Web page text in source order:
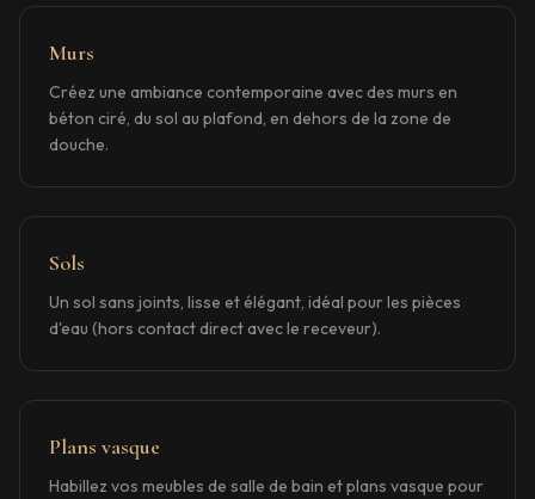
Murs
Créez une ambiance contemporaine avec des murs en
béton ciré, du sol au plafond, en dehors de la zone de
douche.
Sols
Un sol sans joints, lisse et élégant, idéal pour les pièces
d'eau (hors contact direct avec le receveur).
Plans vasque
Habillez vos meubles de salle de bain et plans vasque pour